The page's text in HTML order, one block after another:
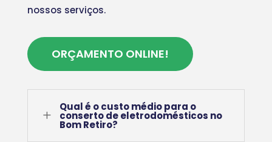
nossos serviços.
ORÇAMENTO ONLINE!
L
Qual é o custo médio para o
conserto de eletrodomésticos no
Bom Retiro?